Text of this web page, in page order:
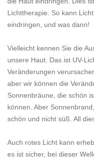
Lichttherapie. So kann
eindringen, und was dann!
Vielleicht kennen Sie die
unsere Haut. Das ist UV-
Veränderungen
aber wir können die
Sonnenbräune, die schön
können. Aber
schön und nicht süß. All
Auch rotes Licht kann
es ist sicher, bei dieser